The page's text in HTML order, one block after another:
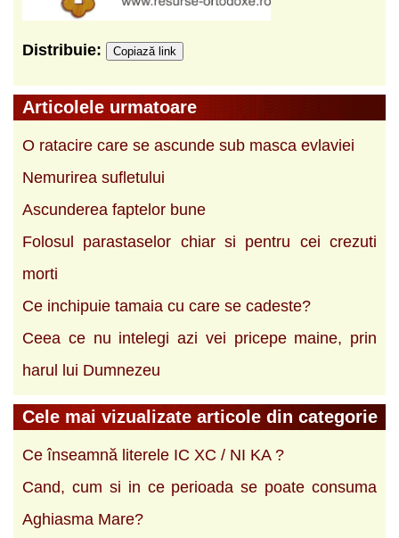
Distribuie: Copiază link
Articolele urmatoare
O ratacire care se ascunde sub masca evlaviei
Nemurirea sufletului
Ascunderea faptelor bune
Folosul parastaselor chiar si pentru cei crezuti
morti
Ce inchipuie tamaia cu care se cadeste?
Ceea ce nu intelegi azi vei pricepe maine, prin
harul lui Dumnezeu
Cele mai vizualizate articole din categorie
Ce înseamnă literele IC XC / NI KA ?
Cand, cum si in ce perioada se poate consuma
Aghiasma Mare?